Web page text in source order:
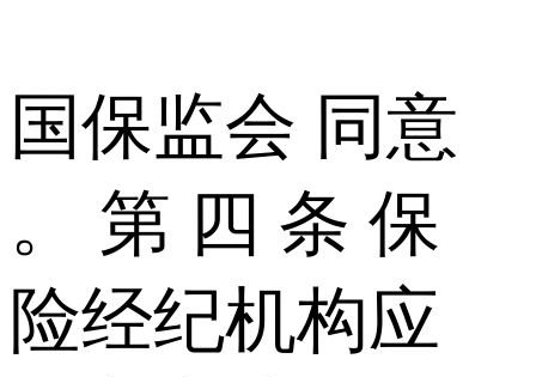
国保监会 同意
。 第 四 条 保
险经纪机构应